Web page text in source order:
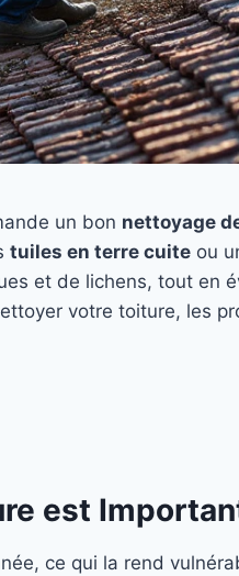
un bon nettoyage
tuiles en terre cuite ou
et de lichens, tout en
votre toiture, les
est
ce qui la rend